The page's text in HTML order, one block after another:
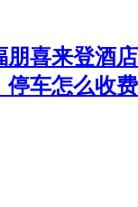
朋喜来登酒店
停车怎么收费